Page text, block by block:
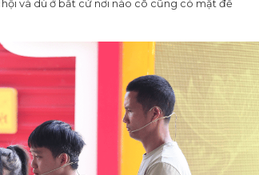
và dù ở bất cứ nơi nào cô cũng có mặt để